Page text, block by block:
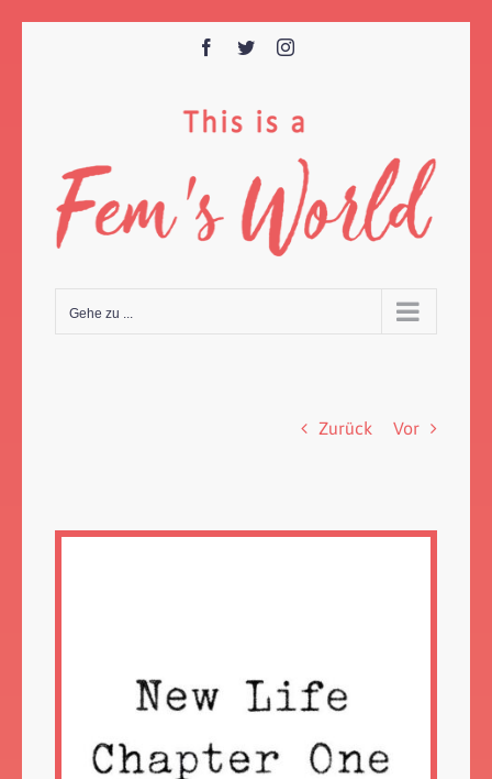
Facebook
TwitterInstagram
Gehe zu ...
Zurück Vor